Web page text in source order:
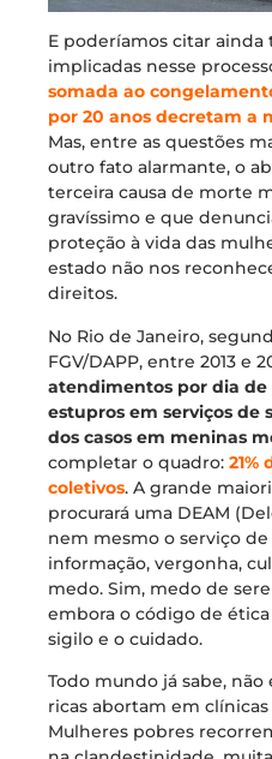
E poderíamos citar ainda
implicadas nesse
somada ao
por 20 anos decretam a
Mas, entre as questões
outro fato alarmante, o
terceira causa de morte
gravíssimo e que
proteção à vida das
estado não nos
direitos.
No Rio de Janeiro,
FGV/DAPP, entre 2013 e
atendimentos por dia
estupros em serviços de
dos casos em meninas
completar o quadro: 21%
coletivos. A grande
procurará uma DEAM
nem mesmo o serviço
informação, vergonha,
medo. Sim, medo de
embora o código de
sigilo e o cuidado.
Todo mundo já sabe,
ricas abortam em clínicas
Mulheres pobres